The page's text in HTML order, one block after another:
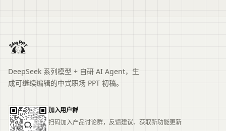
DeepSeek 系列模型 + 自研 AI Agent，生
成可继续编辑的中式职场 PPT 初稿。
加入用户群
扫码加入产品讨论群，反馈建议、获取新功能更新